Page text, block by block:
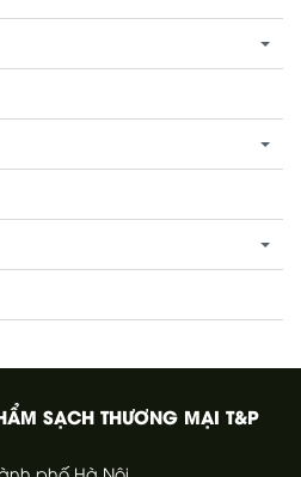
SẠCH THƯƠNG MẠI T&P